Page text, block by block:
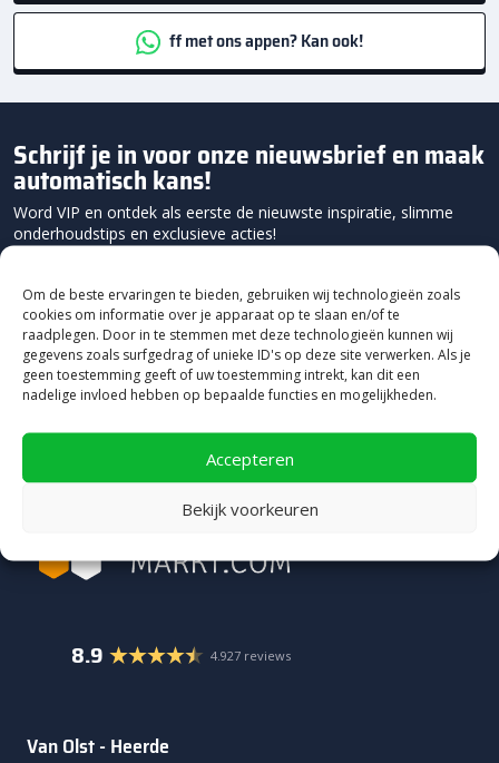
Om de beste ervaringen te bieden, gebruiken wij technologieën zoals
cookies om informatie over je apparaat op te slaan en/of te
raadplegen. Door in te stemmen met deze technologieën kunnen wij
gegevens zoals surfgedrag of unieke ID's op deze site verwerken. Als je
geen toestemming geeft of uw toestemming intrekt, kan dit een
nadelige invloed hebben op bepaalde functies en mogelijkheden.
Accepteren
Bekijk voorkeuren
ff met ons appen? Kan ook!
Schrijf je in voor onze nieuwsbrief en maak
automatisch kans!
Word VIP en ontdek als eerste de nieuwste inspiratie, slimme
onderhoudstips en exclusieve acties!
8.9 4.927 reviews
Van Olst - Heerde